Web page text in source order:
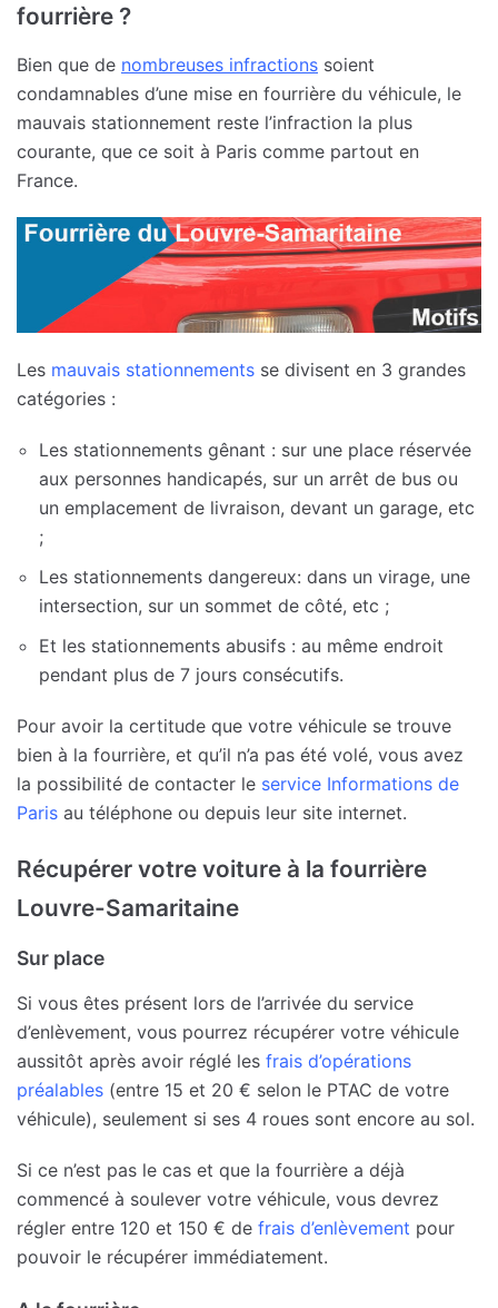
fourrière ?
Bien que de nombreuses infractions soient
condamnables d’une mise en fourrière du véhicule, le
mauvais stationnement reste l’infraction la plus
courante, que ce soit à Paris comme partout en
France.
Les mauvais stationnements se divisent en 3 grandes
catégories :
Les stationnements gênant : sur une place réservée
aux personnes handicapés, sur un arrêt de bus ou
un emplacement de livraison, devant un garage, etc
;
Les stationnements dangereux: dans un virage, une
intersection, sur un sommet de côté, etc ;
Et les stationnements abusifs : au même endroit
pendant plus de 7 jours consécutifs.
Pour avoir la certitude que votre véhicule se trouve
bien à la fourrière, et qu’il n’a pas été volé, vous avez
la possibilité de contacter le service Informations de
Paris au téléphone ou depuis leur site internet.
Récupérer votre voiture à la fourrière
Louvre-Samaritaine
Sur place
Si vous êtes présent lors de l’arrivée du service
d’enlèvement, vous pourrez récupérer votre véhicule
aussitôt après avoir réglé les frais d’opérations
préalables (entre 15 et 20 € selon le PTAC de votre
véhicule), seulement si ses 4 roues sont encore au sol.
Si ce n’est pas le cas et que la fourrière a déjà
commencé à soulever votre véhicule, vous devrez
régler entre 120 et 150 € de frais d’enlèvement pour
pouvoir le récupérer immédiatement.